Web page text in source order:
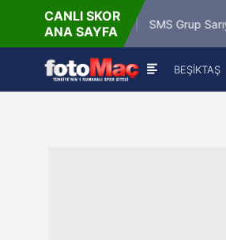
CANLI SKOR
ANA SAYFA
Karagümrük SMS Grup Sarıyerspor
BEŞİKTAŞ